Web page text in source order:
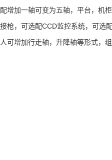
增加一轴可变为五轴，平台，机
枪，可选配CCD监控系统，可选
可增加行走轴，升降轴等形式，